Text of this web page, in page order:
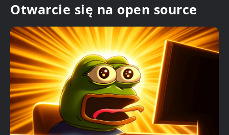
Otwarcie się na open source